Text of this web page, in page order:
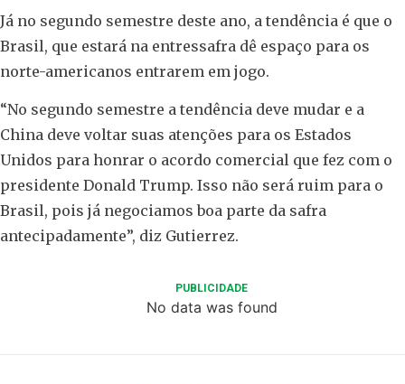
Já no segundo semestre deste ano, a tendência é que o
Brasil, que estará na entressafra dê espaço para os
norte-americanos entrarem em jogo.
“No segundo semestre a tendência deve mudar e a
China deve voltar suas atenções para os Estados
Unidos para honrar o acordo comercial que fez com o
presidente Donald Trump. Isso não será ruim para o
Brasil, pois já negociamos boa parte da safra
antecipadamente”, diz Gutierrez.
PUBLICIDADE
No data was found